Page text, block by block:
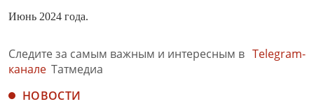
Июнь 2024 года.
Следите за самым важным и интересным в Telegram-
канале Татмедиа
НОВОСТИ